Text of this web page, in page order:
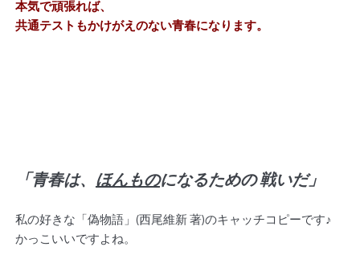
本気で頑張れば、
共通テストもかけがえのない青春になります。
「青春は、 ほんものになるための 戦いだ」
私の好きな「偽物語」(西尾維新 著)のキャッチコピーです♪
かっこいいですよね。